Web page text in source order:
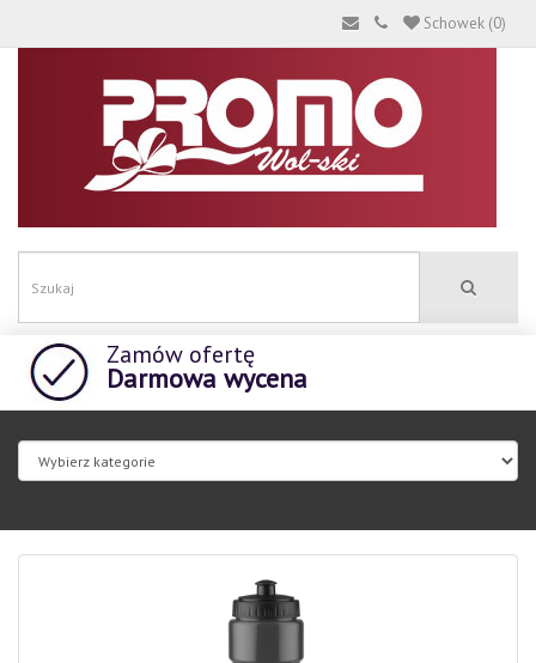
Schowek (0)
Zamów ofertę
Darmowa wycena